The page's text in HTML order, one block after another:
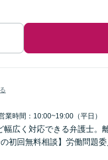
業時間：10:00~19:00（平日）
幅広く対応できる弁護士
初回無料相談】労働問題